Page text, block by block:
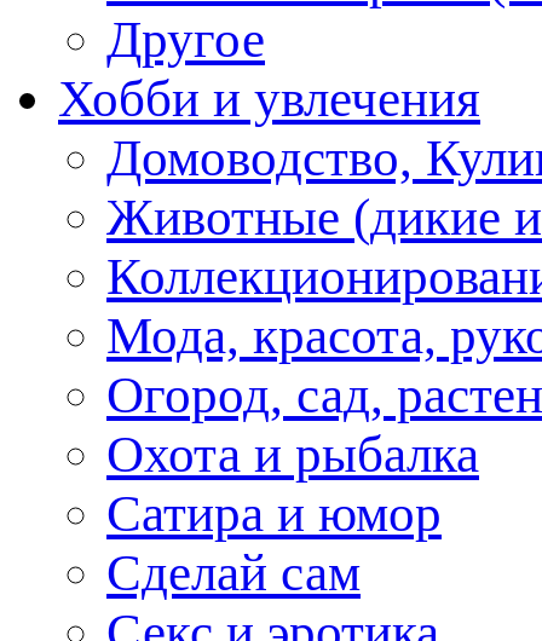
Другое
Хобби и увлечения
Домоводство,
Животные (дикие
Мода, красота,
Огород, сад,
Охота и рыбалка
Сатира и юмор
Сделай сам